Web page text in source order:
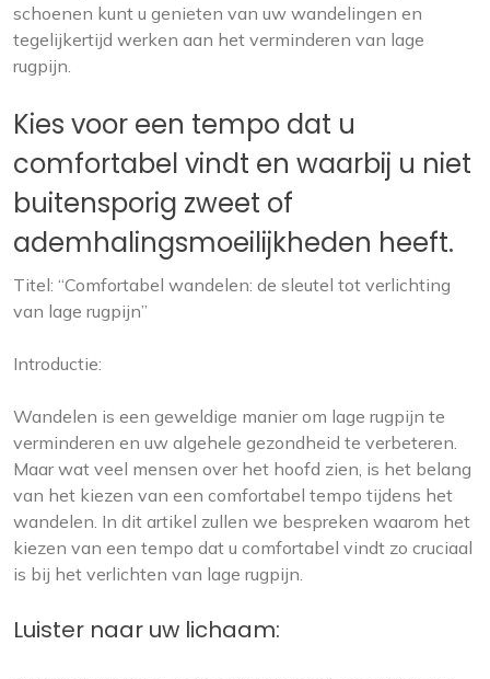
schoenen kunt u genieten van uw wandelingen en
tegelijkertijd werken aan het verminderen van lage
rugpijn.
Kies voor een tempo dat u
comfortabel vindt en waarbij u niet
buitensporig zweet of
ademhalingsmoeilijkheden heeft.
Titel: “Comfortabel wandelen: de sleutel tot verlichting
van lage rugpijn”
Introductie:
Wandelen is een geweldige manier om lage rugpijn te
verminderen en uw algehele gezondheid te verbeteren.
Maar wat veel mensen over het hoofd zien, is het belang
van het kiezen van een comfortabel tempo tijdens het
wandelen. In dit artikel zullen we bespreken waarom het
kiezen van een tempo dat u comfortabel vindt zo cruciaal
is bij het verlichten van lage rugpijn.
Luister naar uw lichaam: